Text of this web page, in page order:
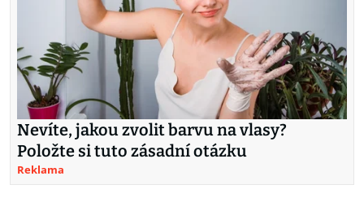
Nevíte, jakou zvolit barvu na vlasy?
Položte si tuto zásadní otázku
Reklama